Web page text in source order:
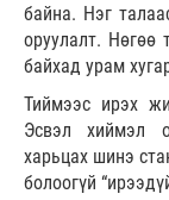
байна. Нэг
оруулалт. Нөгөө
байхад урам
Тиймээс ирэх
Эсвэл хиймэл
харьцах шинэ
болоогүй